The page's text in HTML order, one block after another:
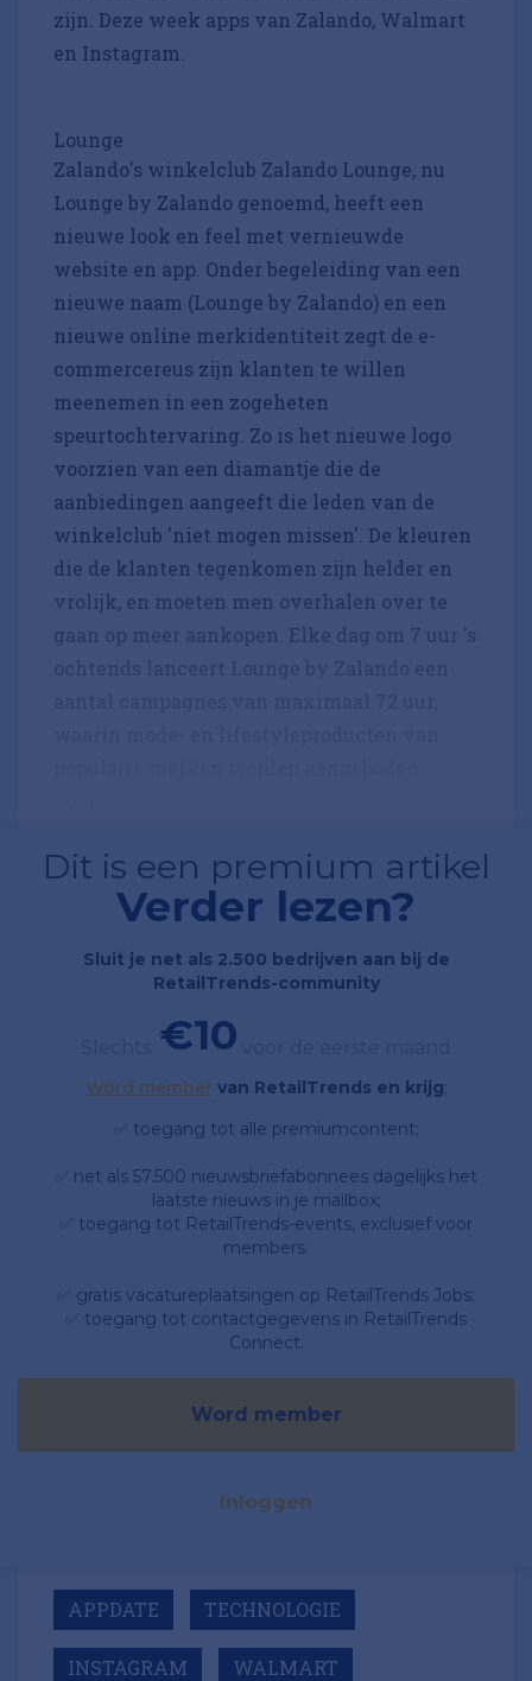
zijn. Deze week apps van Zalando, Walmart
en Instagram.
Lounge
Zalando's winkelclub Zalando Lounge, nu
Lounge by Zalando genoemd, heeft een
nieuwe look en feel met vernieuwde
website en app. Onder begeleiding van een
nieuwe naam (Lounge by Zalando) en een
nieuwe online merkidentiteit zegt de e-
commercereus zijn klanten te willen
meenemen in een zogeheten
speurtochtervaring. Zo is het nieuwe logo
voorzien van een diamantje die de
aanbiedingen aangeeft die leden van de
winkelclub 'niet mogen missen'. De kleuren
die de klanten tegenkomen zijn helder en
vrolijk, en moeten men overhalen over te
gaan op meer aankopen. Elke dag om 7 uur 's
Dit is een premium artikel
Verder lezen?
Sluit je net als 2.500 bedrijven aan bij de
RetailTrends-community
€10
Word member van RetailTrends en krijg;
✅ toegang tot alle premiumcontent;
✅ net als 57.500 nieuwsbriefabonnees dagelijks het
laatste nieuws in je mailbox;
✅ toegang tot RetailTrends-events, exclusief voor
members.
✅ gratis vacatureplaatsingen op RetailTrends Jobs;
✅ toegang tot contactgegevens in RetailTrends
Connect.
Word member
Inloggen
APPDATE TECHNOLOGIE
INSTAGRAM WALMART